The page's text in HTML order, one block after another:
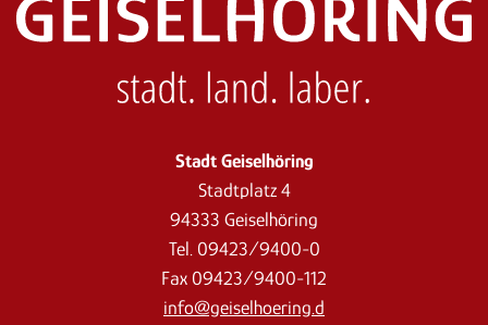
Stadt Geiselhöring
Stadtplatz 4
94333 Geiselhöring
Tel. 09423/9400-0
Fax 09423/9400-112
info@geiselhoering.d